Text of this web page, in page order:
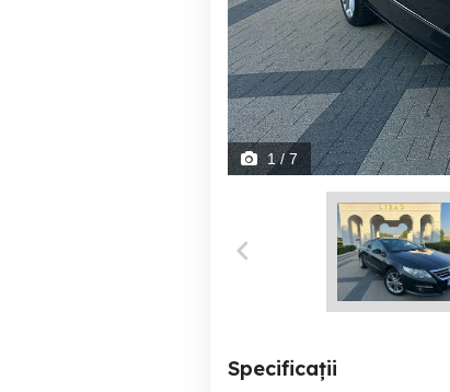
1/ 7
Specificații